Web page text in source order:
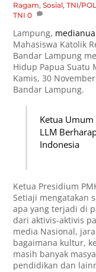
Ragam,Sosial,TNI/
TNI 0
Lampung,
Mahasiswa Katolik
Bandar Lampung
Hidup Papua Suatu
Kamis, 30
Bandar Lampung.
Ketua Umum
LLM
Indonesia
Ketua Presidium
Setiaji mengatakan
apa yang terjadi di
dari aktivis-aktivis
media Nasional,
bagaimana kultur,
masih banyak
pendidikan dan